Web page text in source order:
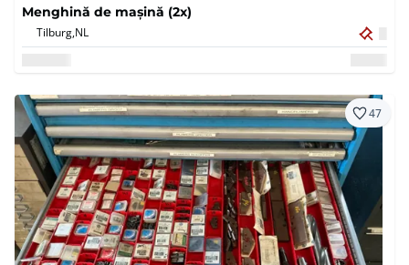
Menghină de mașină (2x)
Tilburg,NL
47